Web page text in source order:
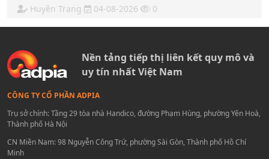
Huyền Trang 04-08-2026 0
Nền tảng tiếp thị liên kết quy mô và
uy tín nhất Việt Nam
CÔNG TY CỔ PHẦN ADPIA
Trụ sở chính: Tầng 29 tòa nhà Handico, đường Phạm Hùng, phường Yên Hoà,
Thành phố Hà Nội
CN Miền Nam: 98 Nguyễn Công Trứ, phường Sài Gòn, Thành phố Hồ Chí
Minh